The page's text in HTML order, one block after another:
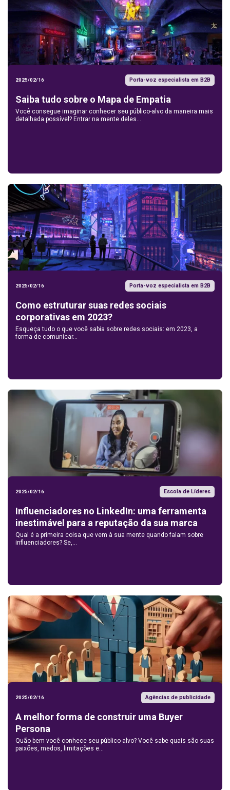
2025/02/16 Porta-voz especialista em B2B
Saiba tudo sobre o Mapa de Empatia
Você consegue imaginar conhecer seu público-alvo da maneira mais
detalhada possível? Entrar na mente deles...
2025/02/16 Porta-voz especialista em B2B
Como estruturar suas redes sociais
corporativas em 2023?
Esqueça tudo o que você sabia sobre redes sociais: em 2023, a
forma de comunicar...
2025/02/16 Escola de Líderes
Influenciadores no LinkedIn: uma ferramenta
inestimável para a reputação da sua marca
Qual é a primeira coisa que vem à sua mente quando falam sobre
influenciadores? Se,...
2025/02/16 Agências de publicidade
A melhor forma de construir uma Buyer
Persona
Quão bem você conhece seu público-alvo? Você sabe quais são suas
paixões, medos, limitações e...